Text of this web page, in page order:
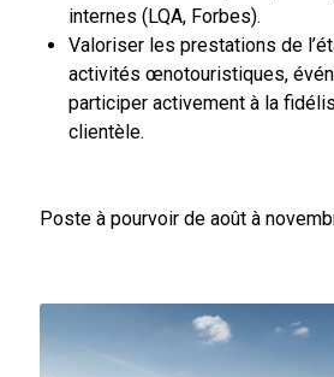
internes (LQA, Forbes).
Valoriser les prestations de
activités œnotouristiques,
participer activement à la
clientèle.
Poste à pourvoir de août à